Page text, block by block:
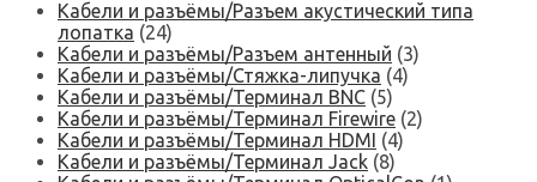
Кабели и разъёмы/Разъем акустический типа
лопатка (24)
Кабели и разъёмы/Разъем антенный (3)
Кабели и разъёмы/Стяжка-липучка (4)
Кабели и разъёмы/Терминал BNC (5)
Кабели и разъёмы/Терминал Firewire (2)
Кабели и разъёмы/Терминал HDMI (4)
Кабели и разъёмы/Терминал Jack (8)